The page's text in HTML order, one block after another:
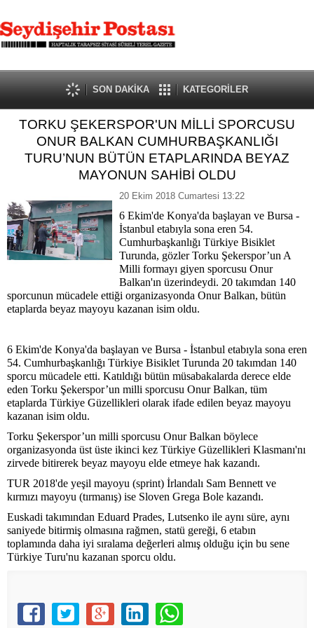
SON DAKİKA KATEGORİLER
TORKU ŞEKERSPOR'UN MİLLİ SPORCUSU
ONUR BALKAN CUMHURBAŞKANLIĞI
TURU’NUN BÜTÜN ETAPLARINDA BEYAZ
MAYONUN SAHİBİ OLDU
20 Ekim 2018 Cumartesi 13:22
6 Ekim'de Konya'da başlayan ve Bursa -
İstanbul etabıyla sona eren 54.
Cumhurbaşkanlığı Türkiye Bisiklet
Turunda, gözler Torku Şekerspor’un A
Milli formayı giyen sporcusu Onur
Balkan'ın üzerindeydi. 20 takımdan 140
sporcunun mücadele ettiği organizasyonda Onur Balkan, bütün
etaplarda beyaz mayoyu kazanan isim oldu.
6 Ekim'de Konya'da başlayan ve Bursa - İstanbul etabıyla sona eren
54. Cumhurbaşkanlığı Türkiye Bisiklet Turunda 20 takımdan 140
sporcu mücadele etti. Katıldığı bütün müsabakalarda derece elde
eden Torku Şekerspor’un milli sporcusu Onur Balkan, tüm
etaplarda Türkiye Güzellikleri olarak ifade edilen beyaz mayoyu
kazanan isim oldu.
Torku Şekerspor’un milli sporcusu Onur Balkan böylece
organizasyonda üst üste ikinci kez Türkiye Güzellikleri Klasmanı'nı
zirvede bitirerek beyaz mayoyu elde etmeye hak kazandı.
TUR 2018'de yeşil mayoyu (sprint) İrlandalı Sam Bennett ve
kırmızı mayoyu (tırmanış) ise Sloven Grega Bole kazandı.
Euskadi takımından Eduard Prades, Lutsenko ile aynı süre, aynı
saniyede bitirmiş olmasına rağmen, statü gereği, 6 etabın
toplamında daha iyi sıralama değerleri almış olduğu için bu sene
Türkiye Turu'nu kazanan sporcu oldu.